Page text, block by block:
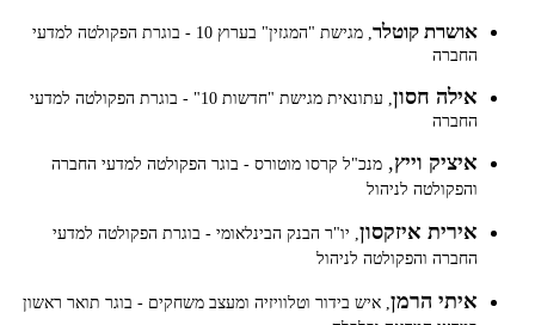
אושרת קוטלר
, מגישת "המגזין" בערוץ 10 - בוגרת הפקולטה למדעי
החברה
אילה חסון
, עתונאית מגישת "חדשות 10" - בוגרת הפקולטה למדעי
החברה
איציק וייץ, מנכ"ל קרסו מוטורס - בוגר הפקולטה למדעי החברה
והפקולטה לניהול
אירית איזקסון , יו"ר הבנק הבינלאומי - בוגרת הפקולטה למדעי
החברה והפקולטה לניהול
איתי הרמן , איש בידור וטלוויזיה ומעצב משחקים - בוגר תואר ראשון